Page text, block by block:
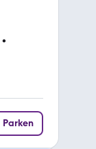
•
Parken